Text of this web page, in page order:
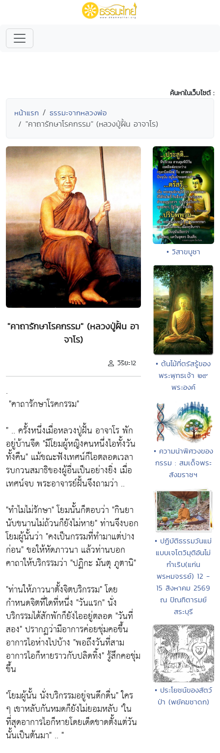
ค้นหาในเว็บไซต์ :
หน้าแรก ธรรมะจากหลวงพ่อ
"คาถารักษาโรคกรรม" (หลวงปู่ฝั้น อาจาโร)
"คาถารักษาโรคกรรม" (หลวงปู่ฝั้น อา
จาโร)
วิริยะ12
.
"คาถารักษาโรคกรรม"
" .. ครั้งหนึ่งเมื่อหลวงปู่ฝั้น อาจาโร พัก
อยู่บ้านจีด "มีโยมผู้หญิงคนหนึ่งไอทั้งวัน
ทั้งคืน" แม้ขณะฟังเทศน์ก็ไอตลอดเวลา
รบกวนสมาธิของผู้อื่นเป็นอย่างยิ่ง เมื่อ
เทศน์จบ พระอาจารย์ฝั้นจึงถามว่า ..
"ทำไมไม่รักษา"โยมนั้นก็ตอบว่า "กินยา
นับขนานไม่ถ้วนก็ยังไม่หาย"ท่านจึงบอก
โยมผู้นั้นว่า "คงเป็นกรรมที่ทำมาแต่ปาง
ก่อน"ขอให้หัดภาวนา แล้วท่านบอก
คาถาให้บริกรรมว่า "ปฏิกะ มันตุ ภูตานิ"
"ท่านให้ภาวนาตั้งจิตบริกรรม"โดย
กำหนดจิตที่ใดที่หนึ่ง "วันแรก"นั่ง
บริกรรมได้สักพักก็ยังไออยู่ตลอด "วันที่
สอง"ปรากฏว่ามีอาการค่อยชุ่มคอขึ้น
อาการไอห่างไปบ้าง "พอถึงวันที่สาม
อาการไอก็หายราวกับปลิดทิ้ง"รู้สึกคอชุ่ม
ขึ้น
"โยมผู้นั้น นั่งบริกรรมอยู่จนดึกดื่น"ใคร
ๆ เขาหลับกันหมดก็ยังไม่ยอมหลับ "ใน
ที่สุดอาการไอก็หายโดยเด็ดขาดตั้งแต่วัน
นั้นเป็นต้นมา" .. "
• วิสาขบูชา
• ต้นไม้ที่ตรัสรู้ของ
พระพุทธเจ้า ๒๙
พระองค์
• ความน่าพิศวงของ
กรรม : สมเด็จพระ
สังฆราชฯ
• ปฏิบัติธรรมวันแม่
แบบเจโตวิมุติอันไม่
กำเริบ(แก่น
พรหมจรรย์) 12 -
15 สิงหาคม 2569
ณ ปัณฑิตารมย์
สระบุรี
• ประโยชน์ของสัตว์
ป่า (พยัคฆชาดก)